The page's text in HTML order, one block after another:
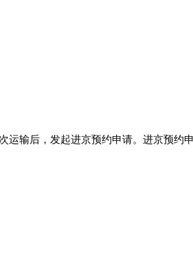
输后，发起进京预约申请。进京预约